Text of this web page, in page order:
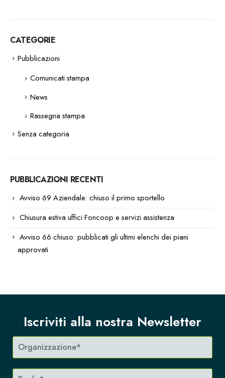
CATEGORIE
Pubblicazioni
Comunicati stampa
News
Rassegna stampa
Senza categoria
PUBBLICAZIONI RECENTI
Avviso 69 Aziendale: chiuso il primo sportello
Chiusura estiva uffici Foncoop e servizi assistenza
Avviso 66 chiuso: pubblicati gli ultimi elenchi dei piani
approvati
Iscriviti alla nostra Newsletter